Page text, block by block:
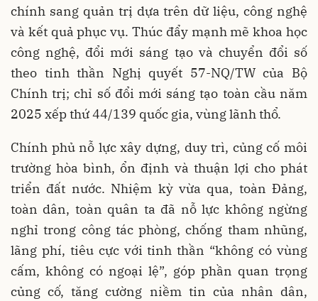
chính sang quản trị dựa trên dữ liệu, công nghệ
và kết quả phục vụ. Thúc đẩy mạnh mẽ khoa học
công nghệ, đổi mới sáng tạo và chuyển đổi số
theo tinh thần Nghị quyết 57-NQ/TW của Bộ
Chính trị; chỉ số đổi mới sáng tạo toàn cầu năm
2025 xếp thứ 44/139 quốc gia, vùng lãnh thổ.
Chính phủ nỗ lực xây dựng, duy trì, củng cố môi
trường hòa bình, ổn định và thuận lợi cho phát
triển đất nước. Nhiệm kỳ vừa qua, toàn Đảng,
toàn dân, toàn quân ta đã nỗ lực không ngừng
nghỉ trong công tác phòng, chống tham nhũng,
lãng phí, tiêu cực với tinh thần “không có vùng
cấm, không có ngoại lệ”, góp phần quan trọng
củng cố, tăng cường niềm tin của nhân dân,